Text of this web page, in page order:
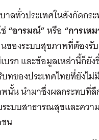
ลทั่วประเทศในสังกัดกระ
“อารมณ์”หรือ “การเห
ของระบบสุขภาพที่ต้องรั
รก และข้อมูลเหล่านี้ก็ยัง
ทของประเทศไทยที่ยังไ
นั้น นำมาซึ่งผลกระทบที่ลึ
ะบบสาธารณสุขและควา
น